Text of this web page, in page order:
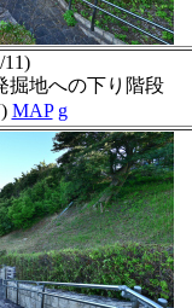
11)
掘地への下り階段
MAP g